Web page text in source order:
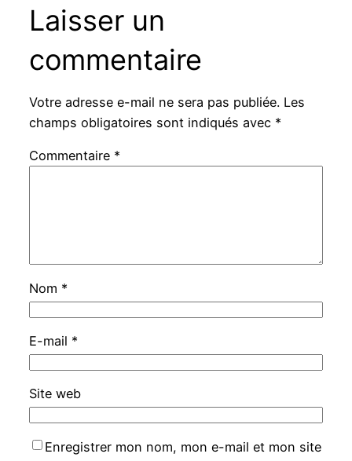
Laisser un
commentaire
Votre adresse e-mail ne sera pas publiée. Les
champs obligatoires sont indiqués avec *
Commentaire *
Nom *
E-mail *
Site web
Enregistrer mon nom, mon e-mail et mon site